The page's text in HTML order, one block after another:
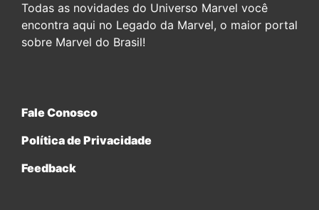
Todas as novidades do Universo Marvel você
encontra aqui no Legado da Marvel, o maior portal
sobre Marvel do Brasil!
Fale Conosco
Política de Privacidade
Feedback